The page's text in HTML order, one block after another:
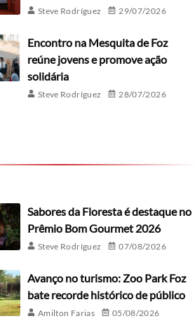
Steve Rodríguez 29/07/2026
Encontro na Mesquita de Foz
reúne jovens e promove ação
solidária
Steve Rodríguez 28/07/2026
Sabores da Floresta é destaque no
Prêmio Bom Gourmet 2026
Steve Rodríguez 07/08/2026
Avanço no turismo: Zoo Park Foz
bate recorde histórico de público
Amilton Farias 05/08/2026